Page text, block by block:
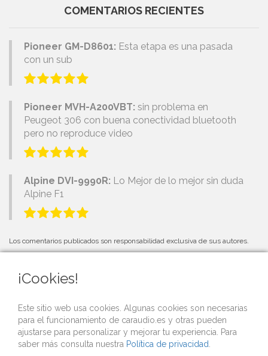
COMENTARIOS RECIENTES
Pioneer GM-D8601: Esta etapa es una pasada
con un sub
Pioneer MVH-A200VBT: sin problema en
Peugeot 306 con buena conectividad bluetooth
pero no reproduce video
Alpine DVI-9990R: Lo Mejor de lo mejor sin duda
Alpine F1
Los comentarios publicados son responsabilidad exclusiva de sus autores.
Si organizas una competición o evento de car audio y quieres que lo
publicitemos gratis desde nuestra web,contacta con nosotros.
¡Cookies!
Este sitio web usa cookies. Algunas cookies son necesarias
para el funcionamiento de caraudio.es y otras pueden
ajustarse para personalizar y mejorar tu experiencia. Para
saber más consulta nuestra Política de privacidad